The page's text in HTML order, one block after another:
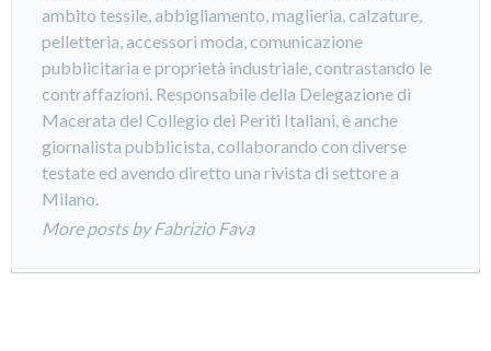
ambito tessile, abbigliamento, maglieria, calzature,
pelletteria, accessori moda, comunicazione
pubblicitaria e proprietà industriale, contrastando le
contraffazioni. Responsabile della Delegazione di
Macerata del Collegio dei Periti Italiani, è anche
giornalista pubblicista, collaborando con diverse
testate ed avendo diretto una rivista di settore a
Milano.
More posts by Fabrizio Fava